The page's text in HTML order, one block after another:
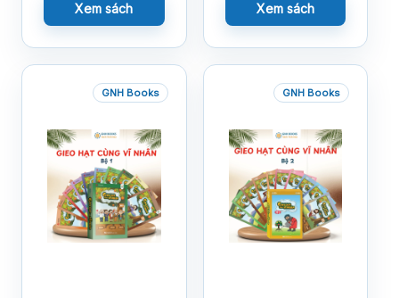
Xem sách Xem sách
GNH Books GNH Books